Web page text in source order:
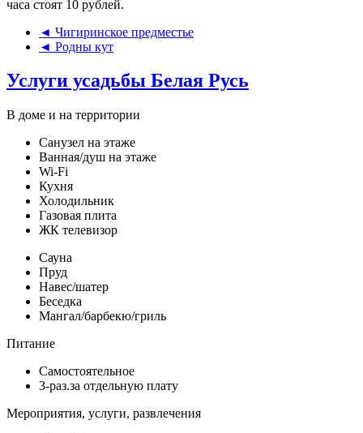
часа стоят 10 рублей.
◄ Чигиринское предместье
◄ Родны кут
Услуги усадьбы Белая Русь
В доме и на территории
Санузел на этаже
Ванная/душ на этаже
Wi-Fi
Кухня
Холодильник
Газовая плита
ЖК телевизор
Сауна
Пруд
Навес/шатер
Беседка
Мангал/барбекю/гриль
Питание
Самостоятельное
3-раз.за отдельную плату
Мероприятия, услуги, развлечения